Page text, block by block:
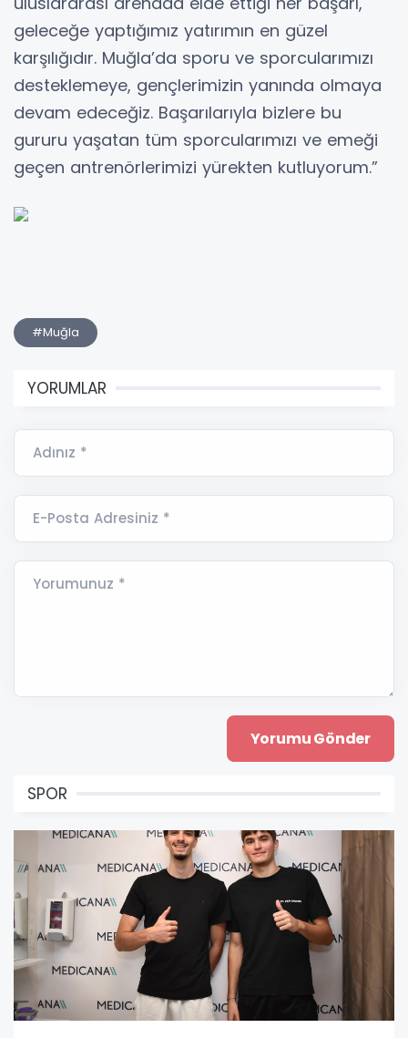
geleceğe yaptığımız yatırımın en güzel
karşılığıdır. Muğla’da sporu ve sporcularımızı
desteklemeye, gençlerimizin yanında olmaya
devam edeceğiz. Başarılarıyla bizlere bu
gururu yaşatan tüm sporcularımızı ve emeği
geçen antrenörlerimizi yürekten kutluyorum.”
#Muğla
YORUMLAR
Adınız *
E-Posta Adresiniz *
Yorumunuz *
SPOR